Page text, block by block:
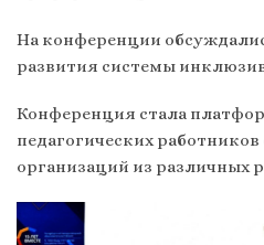
На конференции
развития системы
Конференция стала
педагогических
организаций из различных